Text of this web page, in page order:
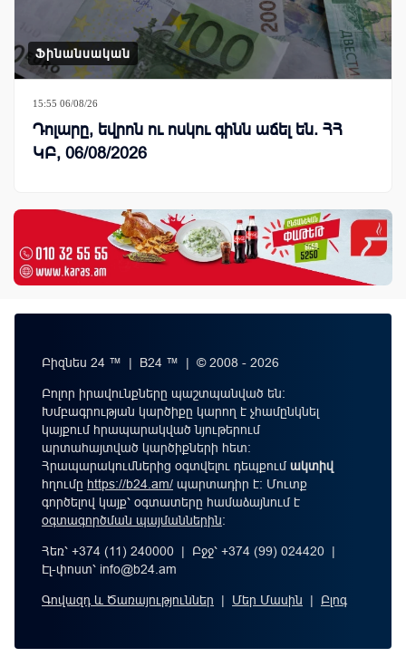
Ֆինանսական
15:55 06/08/26
Դոլարը, եվրոն ու ոսկու գինն աճել են. ՀՀ
ԿԲ, 06/08/2026
Բիզնես 24 ™ | B24 ™ | © 2008 - 2026
Բոլոր իրավունքները պաշտպանված են:
Խմբագրության կարծիքը կարող է չհամընկնել
կայքում հրապարակված նյութերում
արտահայտված կարծիքների հետ:
Հրապարակումներից օգտվելու դեպքումակտիվ
հղումը https://b24.am/ պարտադիր է: Մուտք
գործելով կայք՝ օգտատերը համաձայնում է
օգտագործման պայմաններին։
Հեռ՝ +374 (11) 240000 | Բջջ՝ +374 (99) 024420 |
Էլ-փոստ՝ info@b24.am
Գովազդ և Ծառայություններ | Մեր Մասին | Բլոգ